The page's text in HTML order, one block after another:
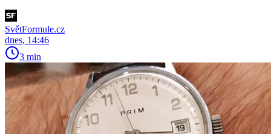
SvětFormule.cz
dnes, 14:46
3 min